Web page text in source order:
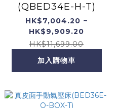
(QBED34E-H-T)
HK$7,004.20 ~
HK$9,909.20
HK$11,699.00
加入購物車